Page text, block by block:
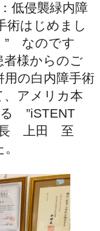
低侵襲緑内障
術はじめまし
” なのです
者様からのご
の白内障手術
、アメリカ本
る ”iSTENT
長 上田 至